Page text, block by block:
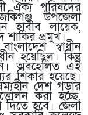
ঐক্য পরিষদের
উপজেলা
হাবীব লায়েক,
প্রমুখ।
স্বাধীন
হয়েছিল। কিন্তু
অবহেলিত এই
শিকার হয়েছে।
দেশ গড়ার
করা হচ্ছে,
হবে। জেলা